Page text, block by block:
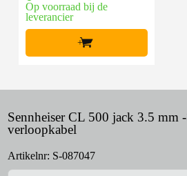
Op voorraad bij de
leverancier
+
Sennheiser CL 500 jack 3.5 mm
verloopkabel
Artikelnr: S-087047